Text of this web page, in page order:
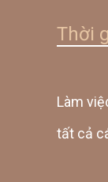
Thời
Làm
tất cả